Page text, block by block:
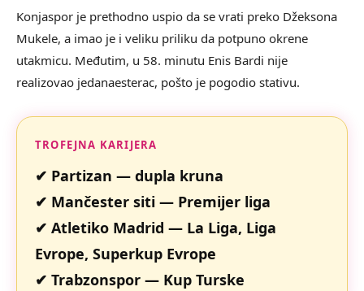
Konjaspor je prethodno uspio da se vrati preko Džeksona
Mukele, a imao je i veliku priliku da potpuno okrene
utakmicu. Međutim, u 58. minutu Enis Bardi nije
realizovao jedanaesterac, pošto je pogodio stativu.
TROFEJNA KARIJERA
✔ Partizan — dupla kruna
✔ Mančester siti — Premijer liga
✔ Atletiko Madrid — La Liga, Liga
Evrope, Superkup Evrope
✔ Trabzonspor — Kup Turske